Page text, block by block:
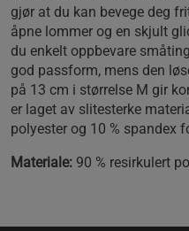
gjør at du kan bevege deg
åpne lommer og en skjult
du enkelt oppbevare
god passform, mens den
på 13 cm i størrelse M gir
er laget av slitesterke
polyester og 10 % spandex
Materiale: 90 % resirkulert